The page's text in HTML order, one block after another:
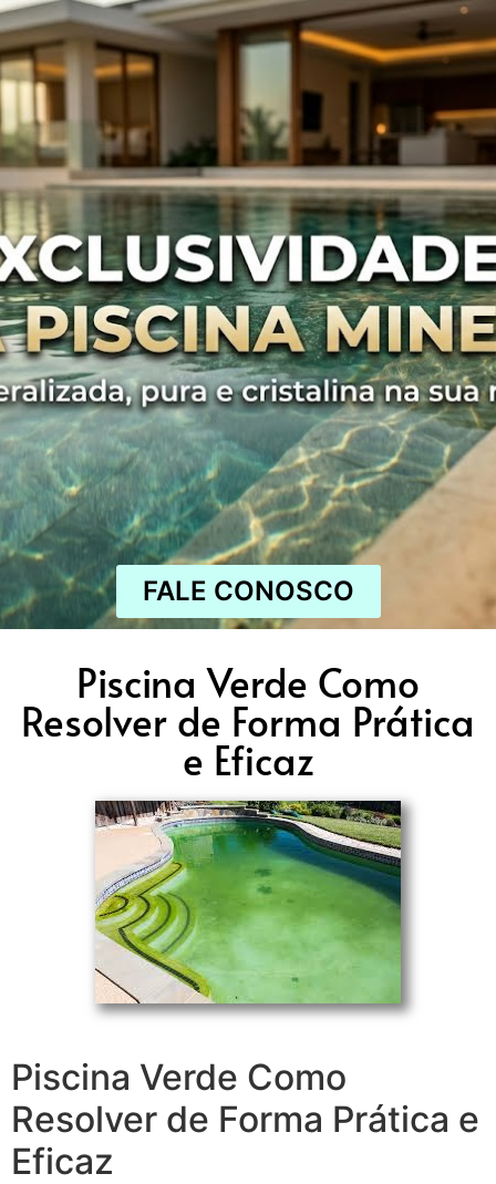
FALE CONOSCO
Piscina Verde Como
Resolver de Forma Prática
e Eficaz
Piscina Verde Como
Resolver de Forma Prática e
Eficaz